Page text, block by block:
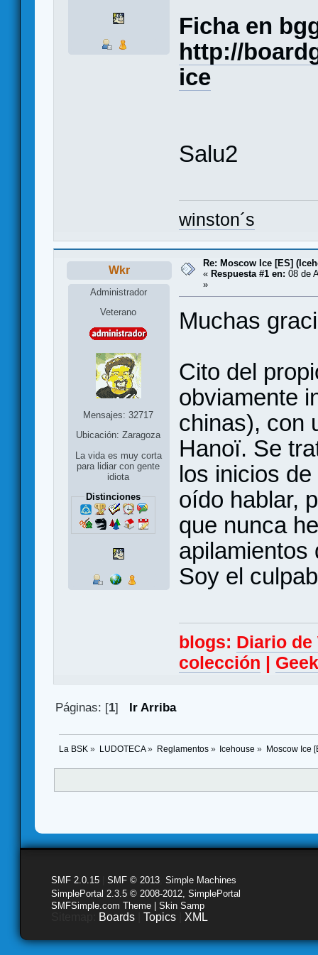
Ficha en
http://
ice
Salu2
winston´s
Wkr
Administrador
Veterano
Mensajes: 32717
Ubicación: Zaragoza
La vida es muy corta
para lidiar con gente
idiota
Distinciones
Re: Moscow Ice [ES]
« Respuesta #1 en: 08 de
»
Muchas
Cito del
obviamente
chinas), con
Hanoï. Se
los inicios
oído hablar,
que nunca
apilamientos
Soy el
blogs: Diario
colección |
Páginas: [1] Ir Arriba
La BSK » LUDOTECA» Reglamentos» Icehouse » Moscow Ice
SMF 2.0.15 SMF © 2013 Simple Machines
SimplePortal 2.3.5 © 2008-2012, SimplePortal
SMFSimple.com Theme | Skin Samp
Boards Topics XML